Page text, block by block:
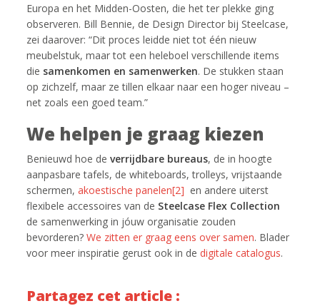
Europa en het Midden-Oosten, die het ter plekke ging
observeren. Bill Bennie, de Design Director bij Steelcase,
zei daarover: “Dit proces leidde niet tot één nieuw
meubelstuk, maar tot een heleboel verschillende items
die samenkomen en samenwerken. De stukken staan
op zichzelf, maar ze tillen elkaar naar een hoger niveau –
net zoals een goed team.”
We helpen je graag kiezen
Benieuwd hoe deverrijdbare bureaus, de in hoogte
aanpasbare tafels, de whiteboards, trolleys, vrijstaande
schermen,akoestische panelen[2] en andere uiterst
flexibele accessoires van de Steelcase Flex Collection
de samenwerking in jóuw organisatie zouden
bevorderen?We zitten er graag eens over samen. Blader
voor meer inspiratie gerust ook in dedigitale catalogus.
Partagez cet article :